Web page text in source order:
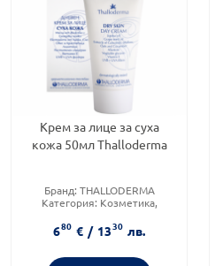
Kрем за лице за суха
кожа 50мл Thalloderma
Бранд: THALLODERMA
Категория: Козметика,
Тип козметика:
Дермокозметика
680 € / 1330 лв.